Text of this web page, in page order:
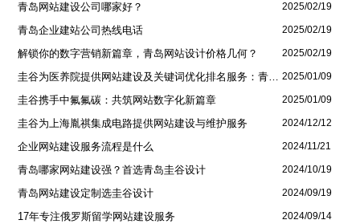
青岛网站建设公司哪家好？ 2025/02/19
青岛企业建站公司热线电话 2025/02/19
解锁你的数字营销新篇章，青岛网站设计价格几何？ 2025/02/19
圭谷为医养院提供网站建设及关键词优化排名服务：青岛圣德嘉朗颐养中心案例 2025/01/09
圭谷携手中氟氟碳：共筑网站数字化新篇章 2025/01/09
圭谷为上海胤祺集成电路提供网站建设与维护服务 2024/12/12
企业网站建设服务流程是什么 2024/11/21
青岛哪家网站建设强？首选青岛圭谷设计 2024/10/19
青岛网站建设定制选圭谷设计 2024/09/19
17年专注俄罗斯留学网站建设服务 2024/09/14